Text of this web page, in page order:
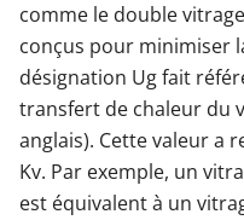
Conseils gratuits
comme le double
conçus pour minimiser
désignation Ug fait
transfert de chaleur du
anglais). Cette valeur a
Kv. Par exemple, un
est équivalent à un